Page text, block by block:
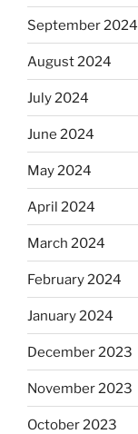
September 2024
August 2024
July 2024
June 2024
May 2024
April 2024
March 2024
February 2024
January 2024
December 2023
November 2023
October 2023